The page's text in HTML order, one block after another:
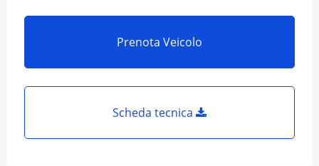
Prenota Veicolo
Scheda tecnica